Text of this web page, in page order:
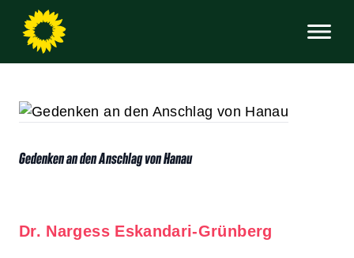
Gedenken an den Anschlag von Hanau
Dr. Nargess Eskandari-Grünberg